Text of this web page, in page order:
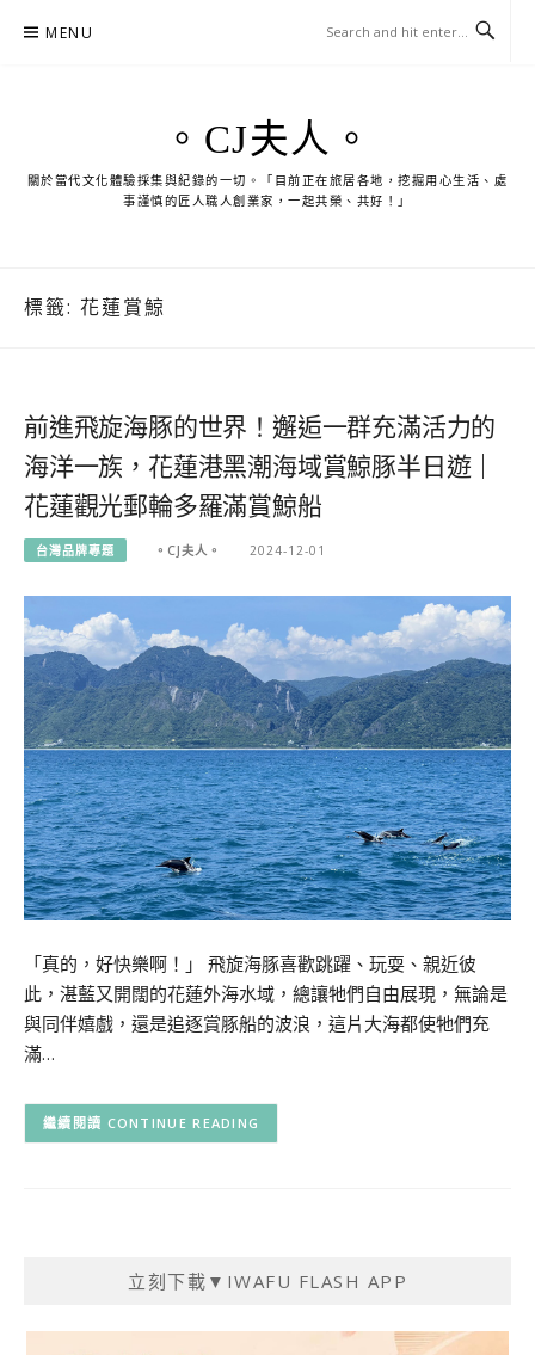
MENU
。CJ夫人。
關於當代文化體驗採集與紀錄的一切。「目前正在旅居各地，挖掘用心生活、處
事謹慎的匠人職人創業家，一起共榮、共好！」
標籤: 花蓮賞鯨
前進飛旋海豚的世界！邂逅一群充滿活力的
海洋一族，花蓮港黑潮海域賞鯨豚半日遊｜
花蓮觀光郵輪多羅滿賞鯨船
台灣品牌專題 。CJ夫人。 2024-12-01
「真的，好快樂啊！」 飛旋海豚喜歡跳躍、玩耍、親近彼
此，湛藍又開闊的花蓮外海水域，總讓牠們自由展現，無論是
與同伴嬉戲，還是追逐賞豚船的波浪，這片大海都使牠們充
滿…
CONTINUE READING
立刻下載▼IWAFU FLASH APP